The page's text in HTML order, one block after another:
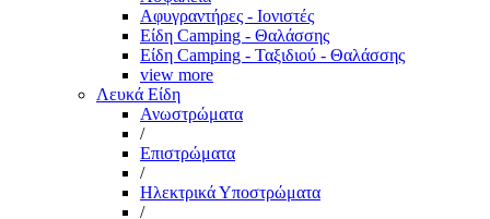
Αφυγραντήρες - Ιονιστές
Είδη Camping - Θαλάσσης
Είδη Camping - Ταξιδιού - Θαλάσσης
view more
Λευκά Είδη
Ανωστρώματα
/
Επιστρώματα
/
Ηλεκτρικά Υποστρώματα
/